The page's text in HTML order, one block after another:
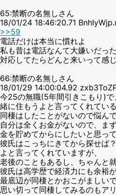
65:禁断の名無しさん
18/01/24 18:46:20.71
>>59
電話だけは本当に慣れよ
私も昔は電話なんて大嫌いだっ
対応してたらどんと来いって感
66:禁断の名無しさん
18/01/29 14:00:04.92
今25の無職(5年間引きこもり)
緒に住もうよと言ってくれている
同棲はしたことがないので悩ん
自分は全くお金がないので、ま
金を貯めてからにしたいと思っ
彼氏はこっちにきてから探せば
よと言ってくれていますが、
老後のこともあるし、ちゃんと
彼氏は高学歴で経済力にも余裕
最底辺が同棲とかおこがましい
思い切って同棲してみるのもア